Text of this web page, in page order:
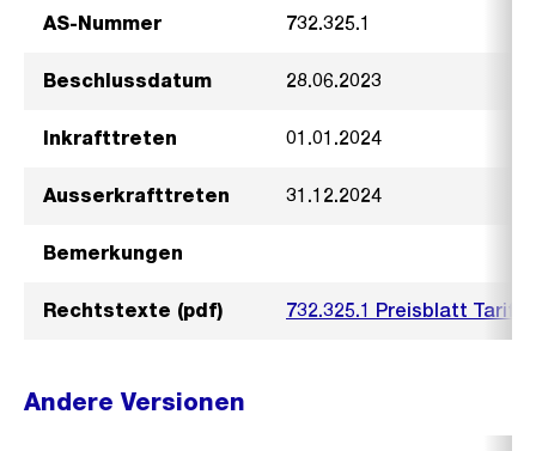
AS-Nummer 732.325.1
Beschlussdatum 28.06.2023
Inkrafttreten 01.01.2024
Ausserkrafttreten 31.12.2024
Bemerkungen
Rechtstexte (pdf) 732.325.1 Preisblatt Tarif
Andere Versionen